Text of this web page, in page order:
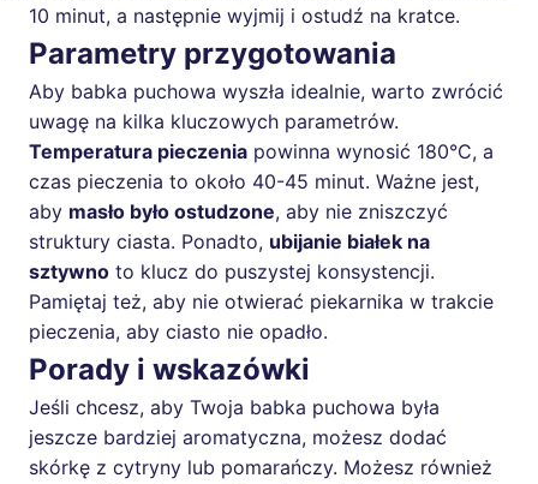
10 minut, a następnie wyjmij i ostudź na kratce.
Parametry przygotowania
Aby babka puchowa wyszła idealnie, warto zwrócić
uwagę na kilka kluczowych parametrów.
Temperatura pieczenia powinna wynosić 180°C, a
czas pieczenia to około 40-45 minut. Ważne jest,
aby masło było ostudzone, aby nie zniszczyć
struktury ciasta. Ponadto, ubijanie białek na
sztywno to klucz do puszystej konsystencji.
Pamiętaj też, aby nie otwierać piekarnika w trakcie
pieczenia, aby ciasto nie opadło.
Porady i wskazówki
Jeśli chcesz, aby Twoja babka puchowa była
jeszcze bardziej aromatyczna, możesz dodać
skórkę z cytryny lub pomarańczy. Możesz również